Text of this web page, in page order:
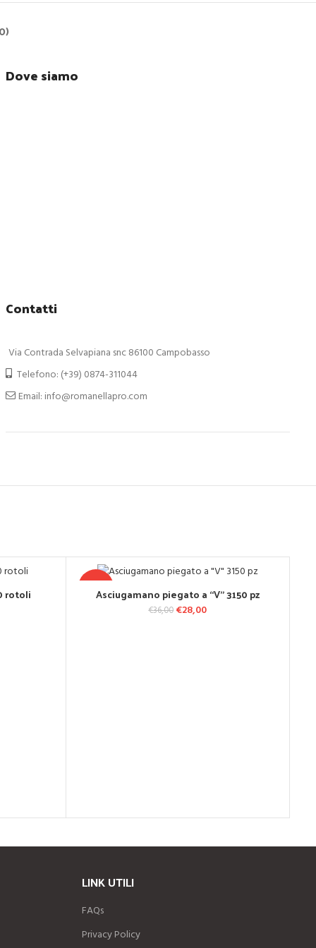
Dove siamo
Contatti
Via Contrada Selvapiana snc 86100 Campobasso
Telefono: (+39) 0874-311044
Email: info@romanellapro.com
rotoli
era: €2,90.
AGGIUNGI AL CARRELLO
Asciugamano piegato a “V” 3150 pz
€36,00 Il prezzo originale era:
€28,00
LINK UTILI
FAQs
Privacy Policy